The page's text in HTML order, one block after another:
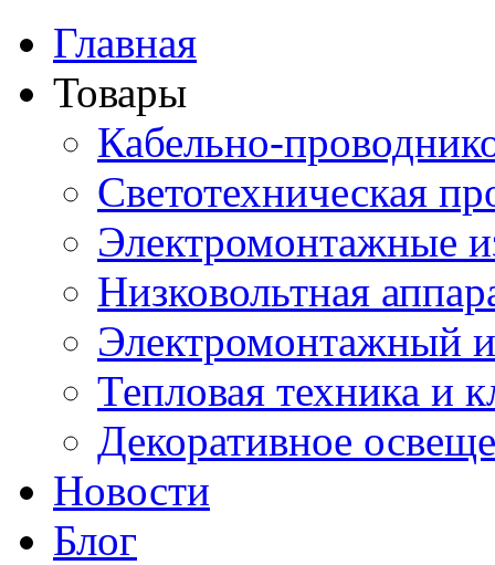
Главная
Товары
Кабельно-
Светотехническая
Электромонтажные
Низковольтная
Электромонтажный
Тепловая техника и
Декоративное
Новости
Блог